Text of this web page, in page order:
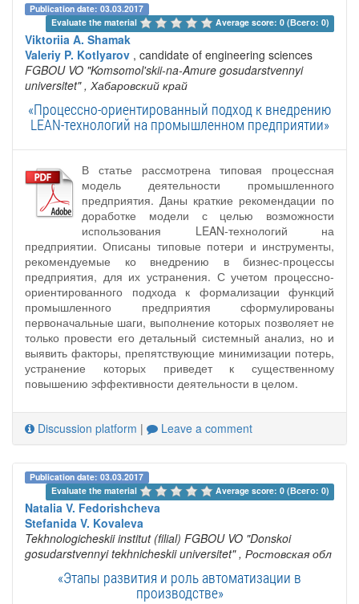
Publication date: 03.03.2017
Evaluate the material
Average score: 0 (Всего: 0)
Viktoriia A. Shamak
Valeriy P. Kotlyarov , candidate of engineering sciences
FGBOU VO "Komsomol'skii-na-Amure gosudarstvennyi
universitet" , Хабаровский край
«Процессно-ориентированный подход к внедрению
LEAN-технологий на промышленном предприятии»
В статье рассмотрена типовая процессная
модель деятельности промышленного
предприятия. Даны краткие рекомендации по
доработке модели с целью возможности
использования LEAN-технологий на
предприятии. Описаны типовые потери и инструменты,
рекомендуемые ко внедрению в бизнес-процессы
предприятия, для их устранения. С учетом процессно-
ориентированного подхода к формализации функций
промышленного предприятия сформулированы
первоначальные шаги, выполнение которых позволяет не
только провести его детальный системный анализ, но и
выявить факторы, препятствующие минимизации потерь,
устранение которых приведет к существенному
повышению эффективности деятельности в целом.
Discussion platform | Leave a comment
Publication date: 03.03.2017
Evaluate the material
Average score: 0 (Всего: 0)
Natalia V. Fedorishcheva
Stefanida V. Kovaleva
Tekhnologicheskii institut (filial) FGBOU VO "Donskoi
gosudarstvennyi tekhnicheskii universitet" , Ростовская обл
«Этапы развития и роль автоматизации в
производстве»